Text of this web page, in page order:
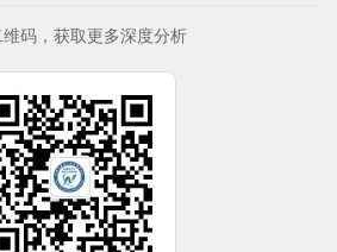
码，获取更多深度分析